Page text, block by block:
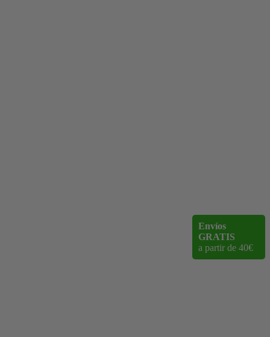
Envíos
GRATIS
a partir de 40€